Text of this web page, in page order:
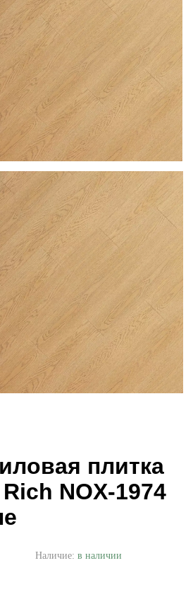
плитка
NOX-1974
Наличие: в наличии